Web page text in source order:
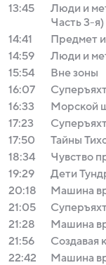
13:45
Люди и
Часть 3-я)
14:41
Предмет
14:59
Люди и
15:54
Вне зоны
16:07
16:33
Морской
17:23
17:50
Тайны
18:34
Чувство
19:29
Дети
20:18
Машина
21:05
21:28
Машина
21:56
Создавая
22:42
Машина